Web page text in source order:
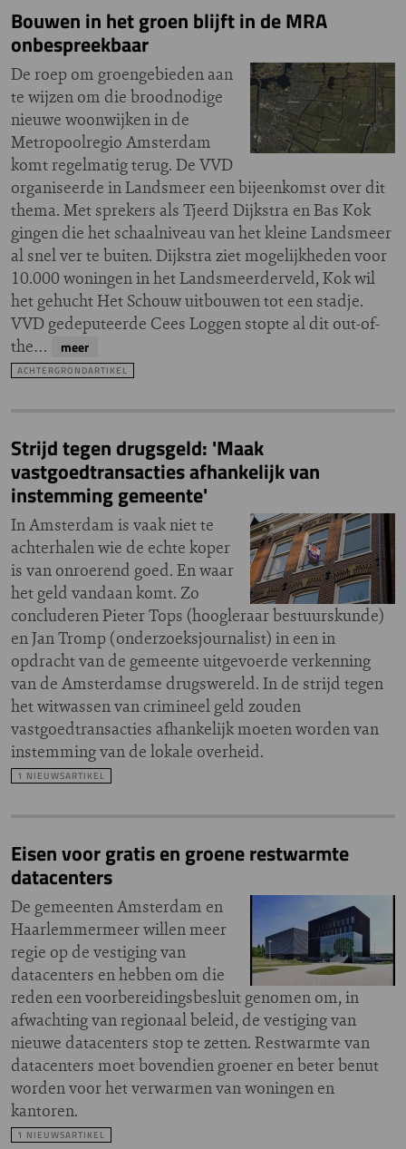
Bouwen in het groen blijft in de MRA
onbespreekbaar
De roep om groengebieden aan
te wijzen om die broodnodige
nieuwe woonwijken in de
Metropoolregio Amsterdam
komt regelmatig terug. De VVD
organiseerde in Landsmeer een bijeenkomst over dit
thema. Met sprekers als Tjeerd Dijkstra en Bas Kok
gingen die het schaalniveau van het kleine Landsmeer
al snel ver te buiten. Dijkstra ziet mogelijkheden voor
10.000 woningen in het Landsmeerderveld, Kok wil
het gehucht Het Schouw uitbouwen tot een stadje.
VVD gedeputeerde Cees Loggen stopte al dit out-of-
the…
meer
ACHTERGRONDARTIKEL
Strijd tegen drugsgeld: 'Maak
vastgoedtransacties afhankelijk van
instemming gemeente'
In Amsterdam is vaak niet te
achterhalen wie de echte koper
is van onroerend goed. En waar
het geld vandaan komt. Zo
concluderen Pieter Tops (hoogleraar bestuurskunde)
en Jan Tromp (onderzoeksjournalist) in een in
opdracht van de gemeente uitgevoerde verkenning
van de Amsterdamse drugswereld. In de strijd tegen
het witwassen van crimineel geld zouden
vastgoedtransacties afhankelijk moeten worden van
instemming van de lokale overheid.
1 NIEUWSARTIKEL
Eisen voor gratis en groene restwarmte
datacenters
De gemeenten Amsterdam en
Haarlemmermeer willen meer
regie op de vestiging van
datacenters en hebben om die
reden een voorbereidingsbesluit genomen om, in
afwachting van regionaal beleid, de vestiging van
nieuwe datacenters stop te zetten. Restwarmte van
datacenters moet bovendien groener en beter benut
worden voor het verwarmen van woningen en
kantoren.
1 NIEUWSARTIKEL